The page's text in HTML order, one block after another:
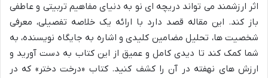
اثر ارزشمند می تواند دریچه ای نو به دنیای مفاهیم تربیتی و عاطفی
باز کند. این مقاله قصد دارد با ارائه یک خلاصه تفصیلی، معرفی
شخصیت ها، تحلیل مضامین کلیدی و اشاره به جایگاه نویسنده، به
شما کمک کند تا دیدی کامل و عمیق از این کتاب به دست آورید و
ارزش های نهفته در آن را کشف کنید. کتاب «درخت دختر» که در